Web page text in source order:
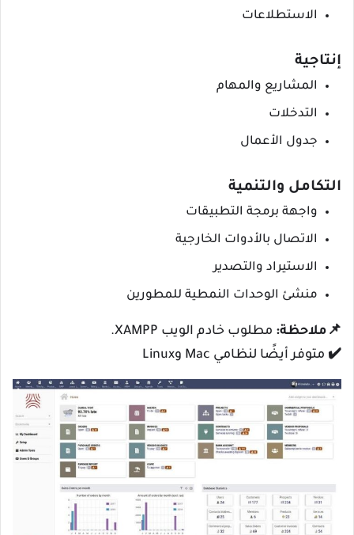
الاستطلاعات
إنتاجية
المشاريع والمهام
التدخلات
جدول الأعمال
التكامل والتنمية
واجهة برمجة التطبيقات
الاتصال بالأدوات الخارجية
الاستيراد والتصدير
منشئ الوحدات النمطية للمطورين
📌 ملاحظة: مطلوب خادم الويب XAMPP.
✔️ متوفر أيضًا لنظامي Mac وLinux